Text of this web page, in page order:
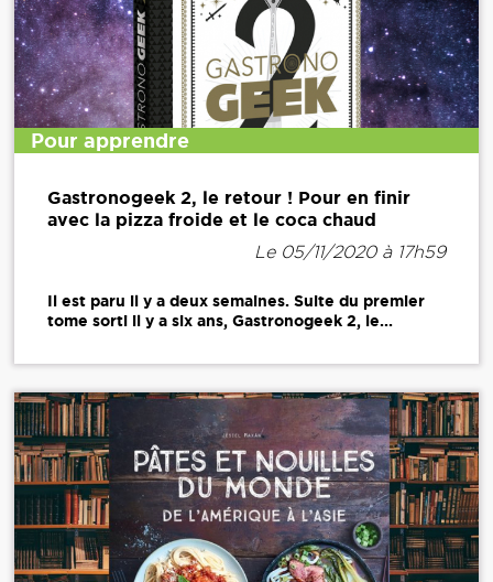
Pour apprendre
Gastronogeek 2, le retour ! Pour en finir
avec la pizza froide et le coca chaud
Le 05/11/2020 à 17h59
Il est paru il y a deux semaines. Suite du premier
tome sorti il y a six ans, Gastronogeek 2, le...